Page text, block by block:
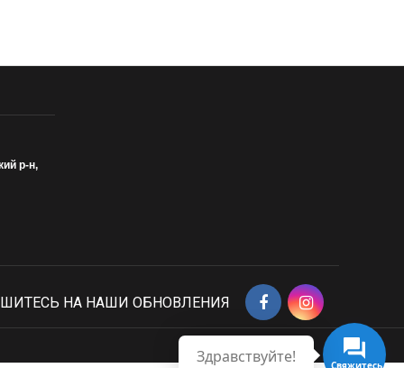
р-н,
Свяжитесь
Здравствуйте!
НА НАШИ ОБНОВЛЕНИЯ